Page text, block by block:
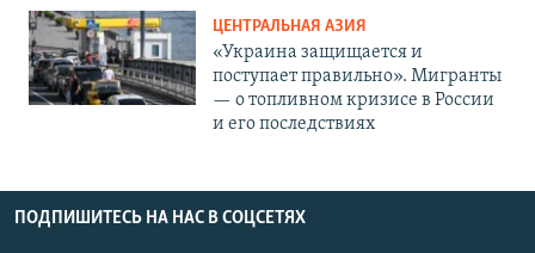
ЦЕНТРАЛЬНАЯ АЗИЯ
«Украина защищается и
поступает правильно». Мигранты
— о топливном кризисе в России
и его последствиях
ПОДПИШИТЕСЬ НА НАС В СОЦСЕТЯХ